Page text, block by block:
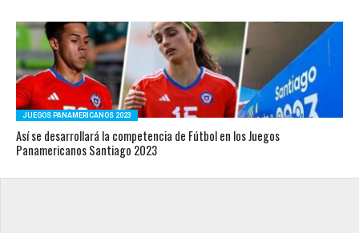
JUEGOS PANAMERICANOS 2023
Así se desarrollará la competencia de Fútbol en los Juegos
Panamericanos Santiago 2023